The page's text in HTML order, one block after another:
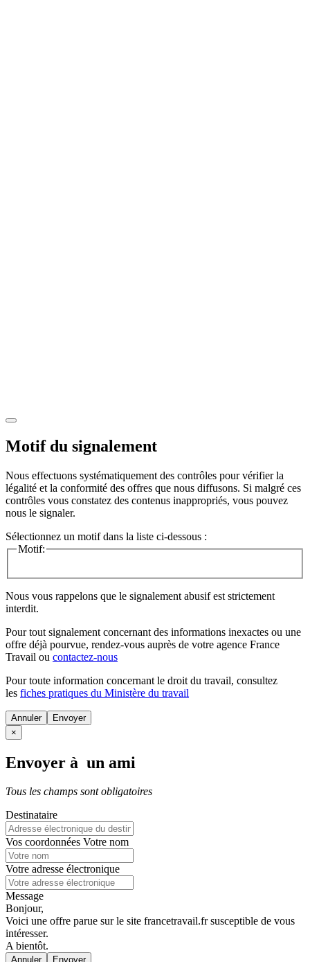
Motif du signalement
Nous effectuons systématiquement des contrôles pour vérifier la
légalité et la conformité des offres que nous diffusons. Si malgré ces
contrôles vous constatez des contenus inappropriés, vous pouvez
nous le signaler.
Sélectionnez un motif dans la liste ci-dessous :
Motif:
Nous vous rappelons que le signalement abusif est strictement
interdit.
Pour tout signalement concernant des informations inexactes ou une
offre déjà pourvue, rendez-vous auprès de votre agence France
Travail ou contactez-nous
Pour toute information concernant le droit du travail, consultez
les fiches pratiques du Ministère du travail
Annuler
×
Envoyer à un ami
Tous les champs sont obligatoires
Destinataire
Vos coordonnées Votre nom
Votre adresse électronique
Message
Bonjour,
Voici une offre parue sur le site francetravail.fr susceptible de vous
intéresser.
A bientôt.
Annuler